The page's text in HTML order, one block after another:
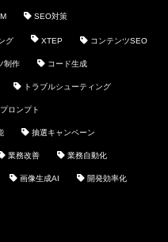
SEO対策
グ XTEP コンテンツSEO
制作 コード生成
トラブルシューティング
プロンプト
抽選キャンペーン
業務改善 業務自動化
画像生成AI 開発効率化